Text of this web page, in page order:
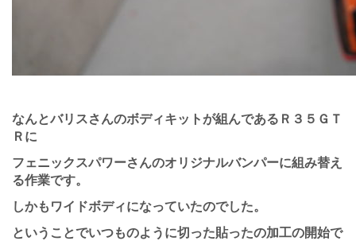
なんとバリスさんのボディキットが組んであるＲ３５ＧＴ
Ｒに
フェニックスパワーさんのオリジナルバンパーに組み替え
る作業です。
しかもワイドボディになっていたのでした。
ということでいつものように切った貼ったの加工の開始で